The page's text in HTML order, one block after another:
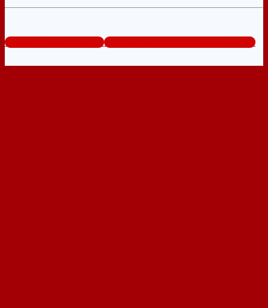
www.cuanhuavango.com Tổng đài tư vấn miễn phí: 0824.400.400